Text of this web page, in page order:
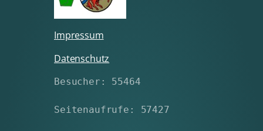
Impressum
Datenschutz
Besucher: 55464
Seitenaufrufe: 57427